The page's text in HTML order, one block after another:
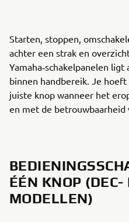
Starten, stoppen,
achter een strak en
Yamaha‑schakelpanelen
binnen handbereik. Je
juiste knop wanneer het
en met de betrouwbaarheid
ÉÉN KNOP (DEC-
MODELLEN)